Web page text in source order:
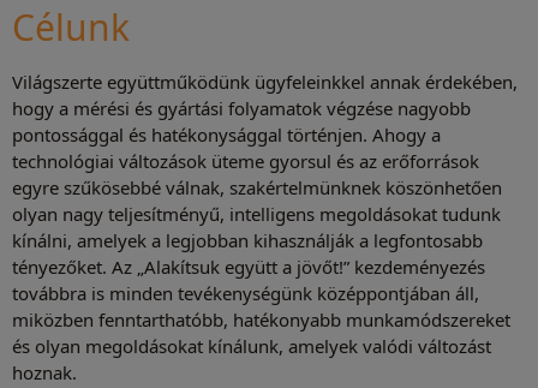
Célunk
Világszerte együttműködünk ügyfeleinkkel annak érdekében,
hogy a mérési és gyártási folyamatok végzése nagyobb
pontossággal és hatékonysággal történjen. Ahogy a
technológiai változások üteme gyorsul és az erőforrások
egyre szűkösebbé válnak, szakértelmünknek köszönhetően
olyan nagy teljesítményű, intelligens megoldásokat tudunk
kínálni, amelyek a legjobban kihasználják a legfontosabb
tényezőket. Az „Alakítsuk együtt a jövőt!” kezdeményezés
továbbra is minden tevékenységünk középpontjában áll,
miközben fenntarthatóbb, hatékonyabb munkamódszereket
és olyan megoldásokat kínálunk, amelyek valódi változást
hoznak.